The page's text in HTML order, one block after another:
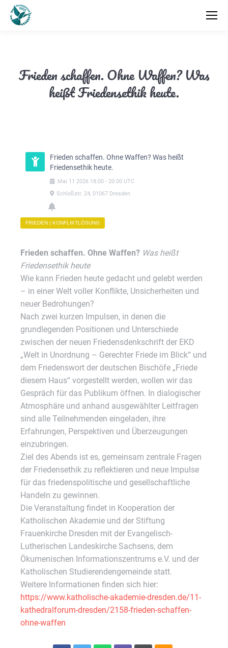
Frieden schaffen. Ohne Waffen? Was
heißt Friedensethik heute.
Frieden schaffen. Ohne Waffen? Was heißt
Friedensethik heute.
Mai 11 2026 18:00 - 20:00 UTC
Schloßstr. 24, 01067 Dresden
FRIEDEN | KONFLIKTLÖSUNG
Frieden schaffen. Ohne Waffen? Was heißt
Friedensethik heute
Wie kann Frieden heute gedacht und gelebt werden
– in einer Welt voller Konflikte, Unsicherheiten und
neuer Bedrohungen?
Nach zwei kurzen Impulsen, in denen die
grundlegenden Positionen und Unterschiede
zwischen der neuen Friedensdenkschrift der EKD
„Welt in Unordnung – Gerechter Friede im Blick“ und
dem Friedenswort der deutschen Bischöfe „Friede
diesem Haus“ vorgestellt werden, wollen wir das
Gespräch für das Publikum öffnen. In dialogischer
Atmosphäre und anhand ausgewählter Leitfragen
sind alle Teilnehmenden eingeladen, ihre
Erfahrungen, Perspektiven und Überzeugungen
einzubringen.
Ziel des Abends ist es, gemeinsam zentrale Fragen
der Friedensethik zu reflektieren und neue Impulse
für das friedenspolitische und gesellschaftliche
Handeln zu gewinnen.
Die Veranstaltung findet in Kooperation der
Katholischen Akademie und der Stiftung
Frauenkirche Dresden mit der Evangelisch-
Lutherischen Landeskirche Sachsens, dem
Ökumenischen Informationszentrums e.V. und der
Katholischen Studierendengemeinde statt.
Weitere Informationen finden sich hier:
https://www.katholische-akademie-dresden.de/11-
kathedralforum-dresden/2158-frieden-schaffen-
ohne-waffen